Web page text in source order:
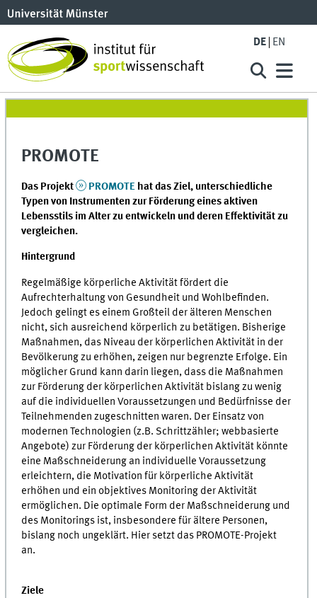
DE EN
PROMOTE
Das Projekt PROMOTE hat das Ziel, unterschiedliche
Typen von Instrumenten zur Förderung eines aktiven
Lebensstils im Alter zu entwickeln und deren Effektivität zu
vergleichen.
Hintergrund
Regelmäßige körperliche Aktivität fördert die
Aufrechterhaltung von Gesundheit und Wohlbefinden.
Jedoch gelingt es einem Großteil der älteren Menschen
nicht, sich ausreichend körperlich zu betätigen. Bisherige
Maßnahmen, das Niveau der körperlichen Aktivität in der
Bevölkerung zu erhöhen, zeigen nur begrenzte Erfolge. Ein
möglicher Grund kann darin liegen, dass die Maßnahmen
zur Förderung der körperlichen Aktivität bislang zu wenig
auf die individuellen Voraussetzungen und Bedürfnisse der
Teilnehmenden zugeschnitten waren. Der Einsatz von
modernen Technologien (z.B. Schrittzähler; webbasierte
Angebote) zur Förderung der körperlichen Aktivität könnte
eine Maßschneiderung an individuelle Voraussetzung
erleichtern, die Motivation für körperliche Aktivität
erhöhen und ein objektives Monitoring der Aktivität
ermöglichen. Die optimale Form der Maßschneiderung und
des Monitorings ist, insbesondere für ältere Personen,
bislang noch ungeklärt. Hier setzt das PROMOTE-Projekt
an.
Ziele